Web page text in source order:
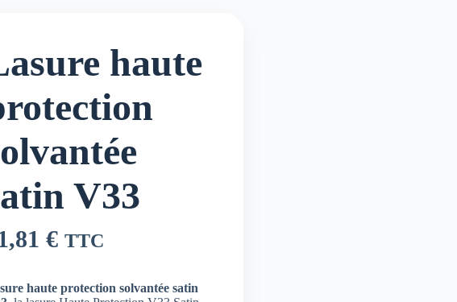
haute
V33
€ TTC
haute protection solvantée satin